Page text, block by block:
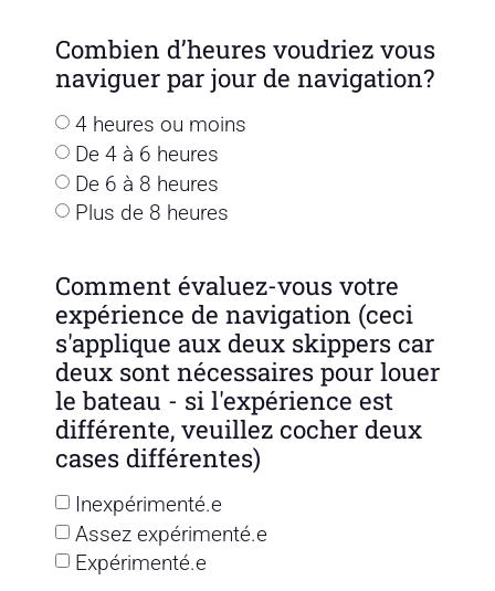
Combien d’heures voudriez vous
naviguer par jour de navigation?
4 heures ou moins
De 4 à 6 heures
De 6 à 8 heures
Plus de 8 heures
Comment évaluez-vous votre
expérience de navigation (ceci
s'applique aux deux skippers car
deux sont nécessaires pour louer
le bateau - si l'expérience est
différente, veuillez cocher deux
cases différentes)
Inexpérimenté.e
Assez expérimenté.e
Expérimenté.e